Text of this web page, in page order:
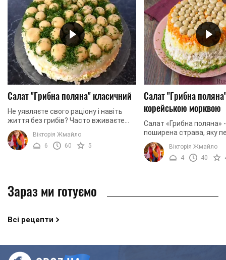
Салат "Грибна поляна" класичний
Не уявляєте свого раціону і навіть
життя без грибів? Часто вживаєте
цей продукт у будь-якому вигляді?
Балуєте себе та своїх рідних
різноманітними ...
Вікторія Жмайло
6
60 5
Салат "Грибна
корейською морквою
Салат «Грибна поляна»
поширена страва, яку
готує практично кожна
Салат невимовно
фантастично смачний
Вікторія Жмайло
4
40
Зараз ми готуємо
Всі рецепти